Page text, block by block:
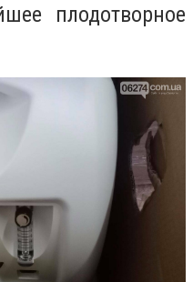
плодотворное